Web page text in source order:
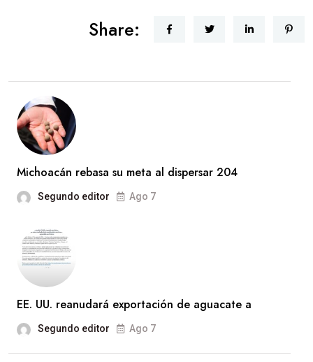
Share:
Michoacán rebasa su meta al dispersar 204
Segundo editor Ago 7
EE. UU. reanudará exportación de aguacate a
Segundo editor Ago 7